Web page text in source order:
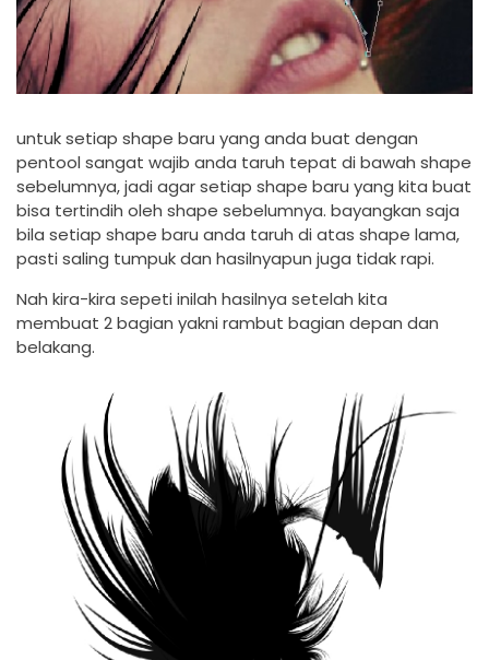
untuk setiap shape baru yang anda buat dengan
pentool sangat wajib anda taruh tepat di bawah shape
sebelumnya, jadi agar setiap shape baru yang kita buat
bisa tertindih oleh shape sebelumnya. bayangkan saja
bila setiap shape baru anda taruh di atas shape lama,
pasti saling tumpuk dan hasilnyapun juga tidak rapi.
Nah kira-kira sepeti inilah hasilnya setelah kita
membuat 2 bagian yakni rambut bagian depan dan
belakang.